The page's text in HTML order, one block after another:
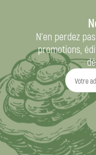
N’en perdez
promotions,